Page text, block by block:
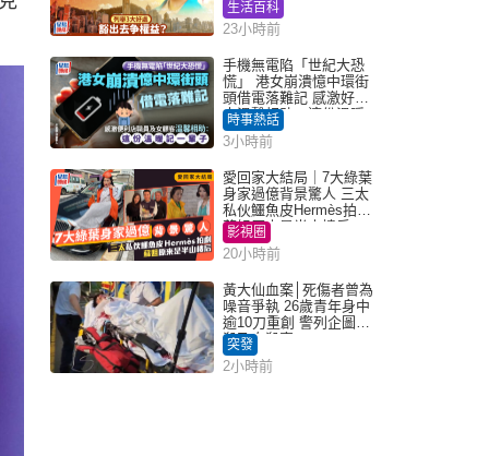
生活百科
23小時前
手機無電陷「世紀大恐
慌」 港女崩潰憶中環街
頭借電落難記 感激好心
人溫馨相助：這份溫暖
記一輩子｜Juicy叮
時事熱話
3小時前
愛回家大結局｜7大綠葉
身家過億背景驚人 三太
私伙鱷魚皮Hermès拍劇
蘇姐原來是半山樓后
影視圈
20小時前
黃大仙血案│死傷者曾為
噪音爭執 26歲青年身中
逾10刀重創 警列企圖謀
殺及自殺案
突發
2小時前